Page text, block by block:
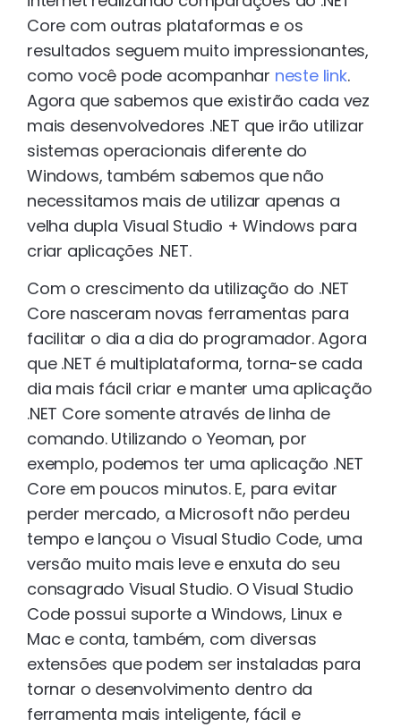
Core com outras plataformas e os
resultados seguem muito impressionantes,
como você pode acompanhar neste link.
Agora que sabemos que existirão cada vez
mais desenvolvedores .NET que irão utilizar
sistemas operacionais diferente do
Windows, também sabemos que não
necessitamos mais de utilizar apenas a
velha dupla Visual Studio + Windows para
criar aplicações .NET.
Com o crescimento da utilização do .NET
Core nasceram novas ferramentas para
facilitar o dia a dia do programador. Agora
que .NET é multiplataforma, torna-se cada
dia mais fácil criar e manter uma aplicação
.NET Core somente através de linha de
comando. Utilizando o Yeoman, por
exemplo, podemos ter uma aplicação .NET
Core em poucos minutos. E, para evitar
perder mercado, a Microsoft não perdeu
tempo e lançou o Visual Studio Code, uma
versão muito mais leve e enxuta do seu
consagrado Visual Studio. O Visual Studio
Code possui suporte a Windows, Linux e
Mac e conta, também, com diversas
extensões que podem ser instaladas para
tornar o desenvolvimento dentro da
ferramenta mais inteligente, fácil e